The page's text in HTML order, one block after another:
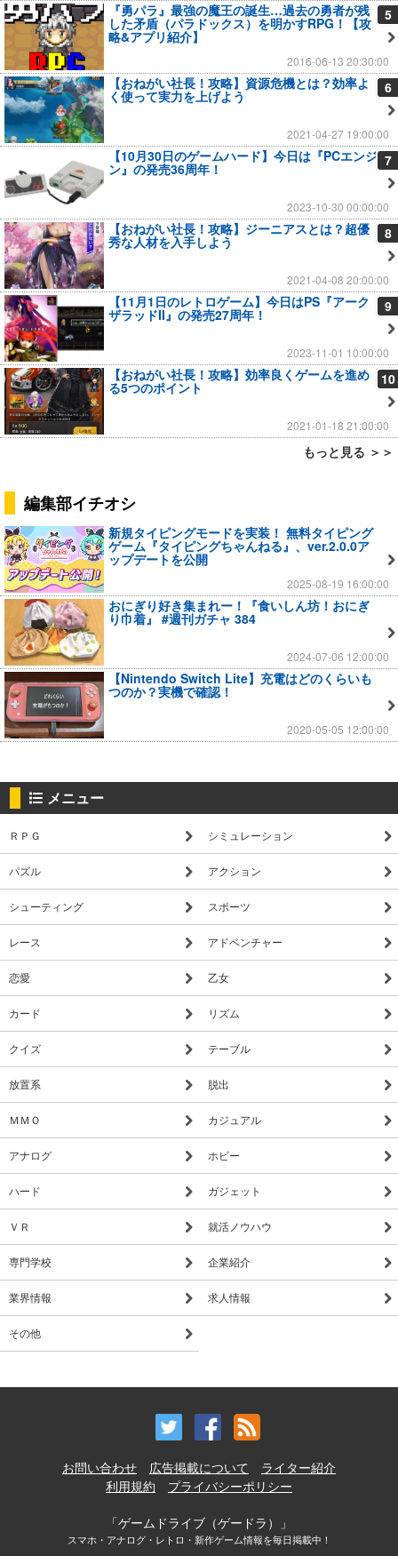
5
『勇パラ』最強の魔王の誕生…過去の勇者が残
した矛盾（パラドックス）を明かすRPG！【攻
略&アプリ紹介】
2016-06-13 20:30:00
6
【おねがい社長！攻略】資源危機とは？効率よ
く使って実力を上げよう
2021-04-27 19:00:00
7
【10月30日のゲームハード】今日は『PCエンジ
ン』の発売36周年！
2023-10-30 00:00:00
8
【おねがい社長！攻略】ジーニアスとは？超優
秀な人材を入手しよう
2021-04-08 20:00:00
9
【11月1日のレトロゲーム】今日はPS『アーク
ザラッドII』の発売27周年！
2023-11-01 10:00:00
10
【おねがい社長！攻略】効率良くゲームを進め
る5つのポイント
2021-01-18 21:00:00
もっと見る ＞＞
編集部イチオシ
新規タイピングモードを実装！ 無料タイピング
ゲーム『タイピングちゃんねる』、ver.2.0.0ア
ップデートを公開
2025-08-19 16:00:00
おにぎり好き集まれー！『食いしん坊！おにぎ
り巾着』 #週刊ガチャ 384
2024-07-06 12:00:00
【Nintendo Switch Lite】充電はどのくらいも
つのか？実機で確認！
2020-05-05 12:00:00
メニュー
ＲＰＧ シミュレーション
パズル アクション
シューティング スポーツ
レース アドベンチャー
恋愛 乙女
カード リズム
クイズ テーブル
放置系 脱出
ＭＭＯ カジュアル
アナログ ホビー
ハード ガジェット
ＶＲ 就活ノウハウ
専門学校 企業紹介
業界情報 求人情報
その他
お問い合わせ 広告掲載について
ライター紹介
利用規約
プライバシーポリシー
「ゲームドライブ（ゲードラ）」
スマホ・アナログ・レトロ・新作ゲーム情報を毎日掲載中！